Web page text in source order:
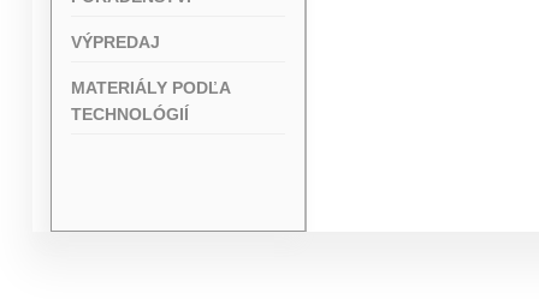
VÝPREDAJ
MATERIÁLY PODĽA
TECHNOLÓGIÍ